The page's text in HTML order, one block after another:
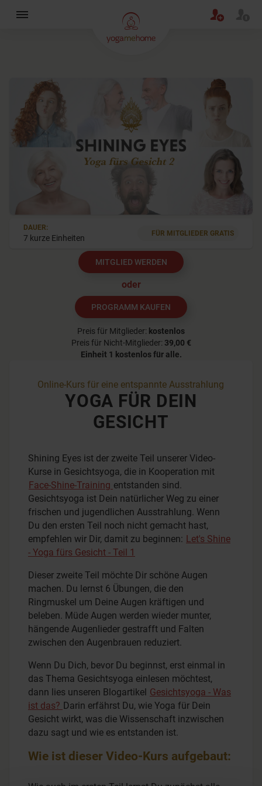
DAUER:
7 kurze Einheiten FÜR MITGLIEDER GRATIS
MITGLIED WERDEN
oder
PROGRAMM KAUFEN
Preis für Mitglieder: kostenlos
Preis für Nicht-Mitglieder: 39,00 €
Einheit 1 kostenlos für alle.
Online-Kurs für eine entspannte Ausstrahlung
YOGA FÜR DEIN
GESICHT
Shining Eyes ist der zweite Teil unserer Video-
Kurse in Gesichtsyoga, die in Kooperation mit
Face-Shine-Training entstanden sind.
Gesichtsyoga ist Dein natürlicher Weg zu einer
frischen und jugendlichen Ausstrahlung. Wenn
Du den ersten Teil noch nicht gemacht hast,
empfehlen wir Dir, damit zu beginnen: Let's Shine
- Yoga fürs Gesicht - Teil 1
Dieser zweite Teil möchte Dir schöne Augen
machen. Du lernst 6 Übungen, die den
Ringmuskel um Deine Augen kräftigen und
beleben. Müde Augen werden wieder munter,
hängende Augenlieder gestrafft und Falten
zwischen den Augenbrauen reduziert.
Wenn Du Dich, bevor Du beginnst, erst einmal in
das Thema Gesichtsyoga einlesen möchtest,
dann lies unseren Blogartikel Gesichtsyoga - Was
ist das? Darin erfährst Du, wie Yoga für Dein
Gesicht wirkt, was die Wissenschaft inzwischen
dazu sagt und wie es entstanden ist.
Wie ist dieser Video-Kurs aufgebaut: